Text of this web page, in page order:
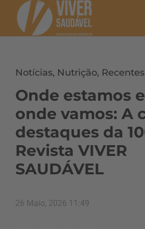
Notícias, Nutrição, Recentes
Onde estamos
onde vamos: A
destaques da
Revista VIVER
SAUDÁVEL
26 Maio, 2026 11:49